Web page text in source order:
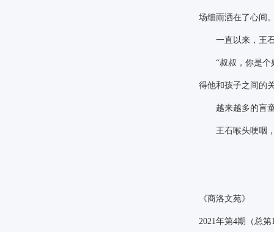
场细雨洒在了心间
一直以来，王石
“叔叔，你是
得他和孩子之间的
越来越多的盲童
王石喉头哽咽，
《商洛文苑》
2021年第4期（总第